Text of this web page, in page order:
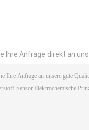
Ihre Anfrage direkt an uns